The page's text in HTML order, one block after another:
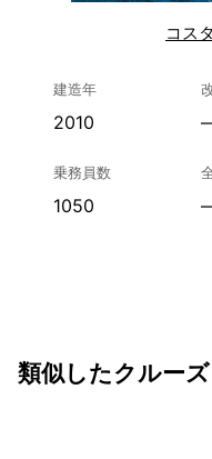
コス
建造年
2010
乗務員数
1050
類似したクルーズ